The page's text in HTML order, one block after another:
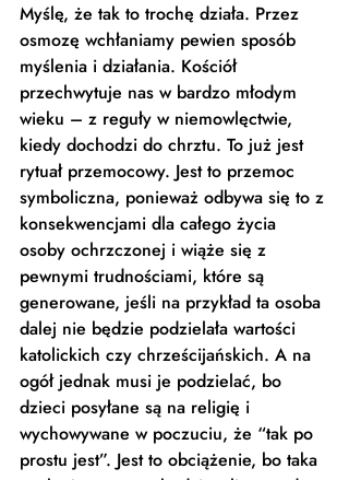
Myślę, że tak to trochę działa. Przez
osmozę wchłaniamy pewien sposób
myślenia i działania. Kościół
przechwytuje nas w bardzo młodym
wieku – z reguły w niemowlęctwie,
kiedy dochodzi do chrztu. To już jest
rytuał przemocowy. Jest to przemoc
symboliczna, ponieważ odbywa się to z
konsekwencjami dla całego życia
osoby ochrzczonej i wiąże się z
pewnymi trudnościami, które są
generowane, jeśli na przykład ta osoba
dalej nie będzie podzielała wartości
katolickich czy chrześcijańskich. A na
ogół jednak musi je podzielać, bo
dzieci posyłane są na religię i
wychowywane w poczuciu, że “tak po
prostu jest”. Jest to obciążenie, bo taka